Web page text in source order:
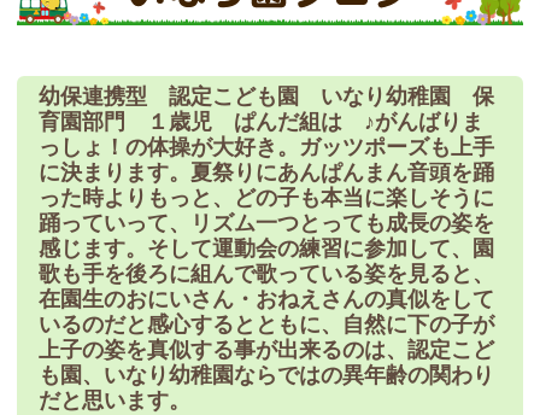
幼保連携型 認定こども園 いなり幼稚園 保
育園部門 １歳児 ぱんだ組は ♪がんばりま
っしょ！の体操が大好き。ガッツポーズも上手
に決まります。夏祭りにあんぱんまん音頭を踊
った時よりもっと、どの子も本当に楽しそうに
踊っていって、リズム一つとっても成長の姿を
感じます。そして運動会の練習に参加して、園
歌も手を後ろに組んで歌っている姿を見ると、
在園生のおにいさん・おねえさんの真似をして
いるのだと感心するとともに、自然に下の子が
上子の姿を真似する事が出来るのは、認定こど
も園、いなり幼稚園ならではの異年齢の関わり
だと思います。